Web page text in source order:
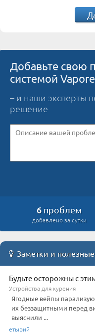
Добавьте свою
системой
– и наши эксперты
решение
6 проблем
добавлено за сутки
Заметки и
Будьте осторожны с
Устройства для курения
Ягодные вейпы
их беззащитными перед
выяснили ...
етырий